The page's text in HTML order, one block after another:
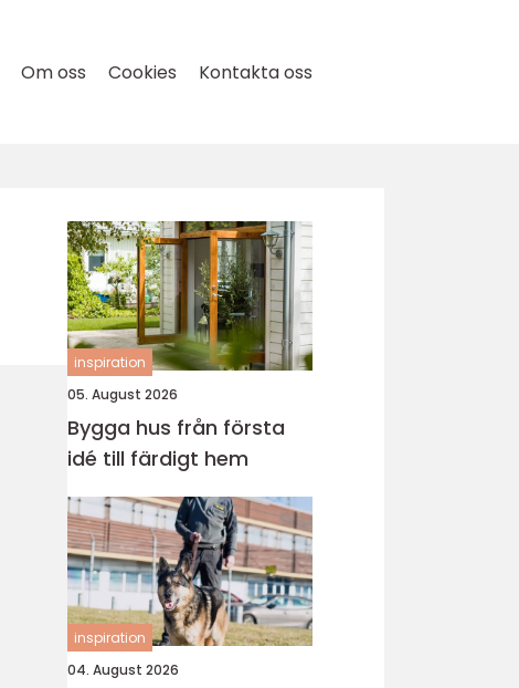
Om oss Cookies Kontakta oss
inspiration
05. August 2026
Bygga hus från första
idé till färdigt hem
inspiration
04. August 2026